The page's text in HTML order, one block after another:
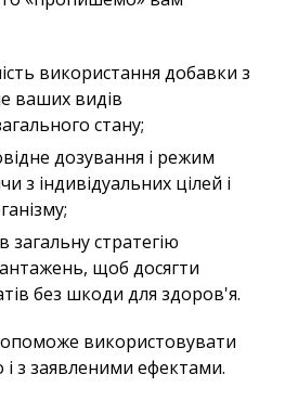
використання добавки з
ваших видів
стану;
дозування і режим
з індивідуальних цілей і
загальну стратегію
щоб досягти
без шкоди для здоров'я.
використовувати
з заявленими ефектами.